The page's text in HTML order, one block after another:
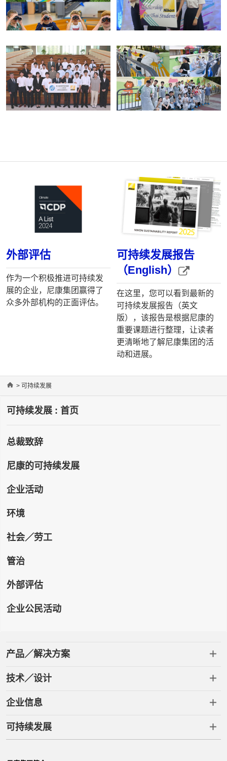
外部评估
作为一个积极推进可持续发
展的企业，尼康集团赢得了
众多外部机构的正面评估。
可持续发展报告
（English）
在这里，您可以看到最新的
可持续发展报告（英文
版），该报告是根据尼康的
重要课题进行整理，让读者
更清晰地了解尼康集团的活
动和进展。
Home
> 可持续发展
可持续发展 : 首页
总裁致辞
尼康的可持续发展
企业活动
环境
社会／劳工
管治
外部评估
企业公民活动
产品／解决方案
技术／设计
企业信息
可持续发展